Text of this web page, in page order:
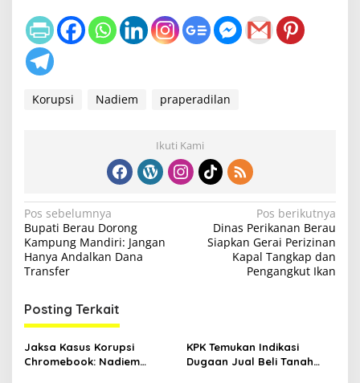
Korupsi Nadiem praperadilan
Ikuti Kami
N
a
v
g
a
s
Pos sebelumnya
Bupati Berau Dorong
Kampung Mandiri: Jangan
Hanya Andalkan Dana
Transfer
Pos berikutnya
Dinas Perikanan Berau
Siapkan Gerai Perizinan
Kapal Tangkap dan
Pengangkut Ikan
Posting Terkait
Jaksa Kasus Korupsi
Chromebook: Nadiem
KPK Temukan Indikasi
Dugaan Jual Beli Tanah